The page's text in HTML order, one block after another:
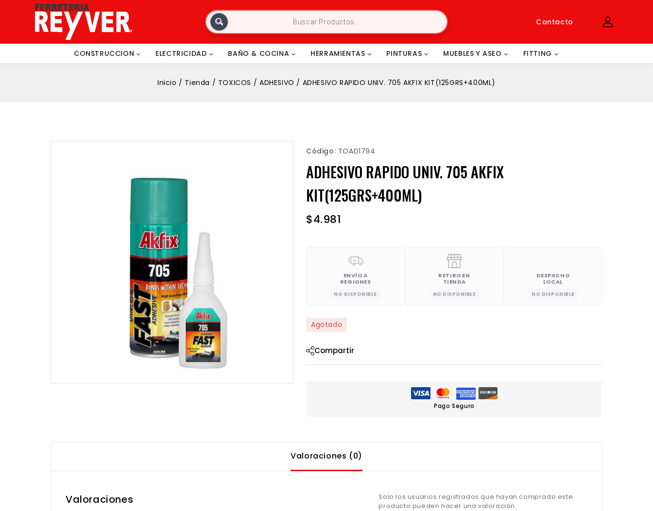
Contacto
CONSTRUCCION ELECTRICIDAD BAÑO & COCINA HERRAMIENTAS PINTURAS MUEBLES Y ASEO FITTING
Inicio / Tienda / TOXICOS / ADHESIVO / ADHESIVO RAPIDO UNIV. 705 AKFIX KIT(125GRS+400ML)
Código: TOAD1794
ADHESIVO RAPIDO UNIV. 705 AKFIX
KIT(125GRS+400ML)
$4.981
ENVÍO A
REGIONES
NO DISPONIBLE
RETIRO EN
TIENDA
NO DISPONIBLE
DESPACHO
LOCAL
NO DISPONIBLE
Agotado
Compartir
Pago Seguro
Valoraciones (0)
Valoraciones
Solo los usuarios registrados que hayan comprado este
producto pueden hacer una valoración.